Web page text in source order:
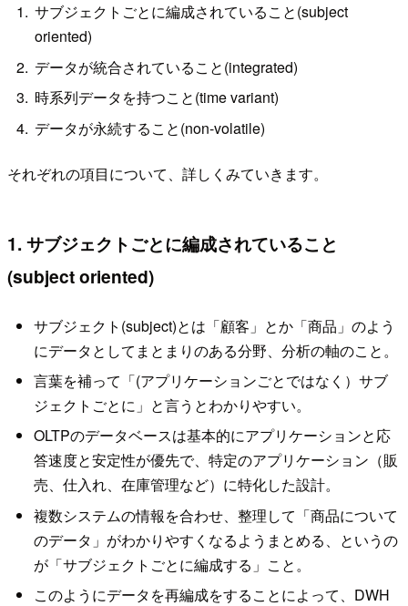
サブジェクトごとに編成されていること(subject
oriented)
データが統合されていること(integrated)
時系列データを持つこと(time variant)
データが永続すること(non-volatile)
それぞれの項目について、詳しくみていきます。
1. サブジェクトごとに編成されていること
(subject oriented)
サブジェクト(subject)とは「顧客」とか「商品」のよう
にデータとしてまとまりのある分野、分析の軸のこと。
言葉を補って「(アプリケーションごとではなく）サブ
ジェクトごとに」と言うとわかりやすい。
OLTPのデータベースは基本的にアプリケーションと応
答速度と安定性が優先で、特定のアプリケーション（販
売、仕入れ、在庫管理など）に特化した設計。
複数システムの情報を合わせ、整理して「商品について
のデータ」がわかりやすくなるようまとめる、というの
が「サブジェクトごとに編成する」こと。
このようにデータを再編成をすることによって、DWH